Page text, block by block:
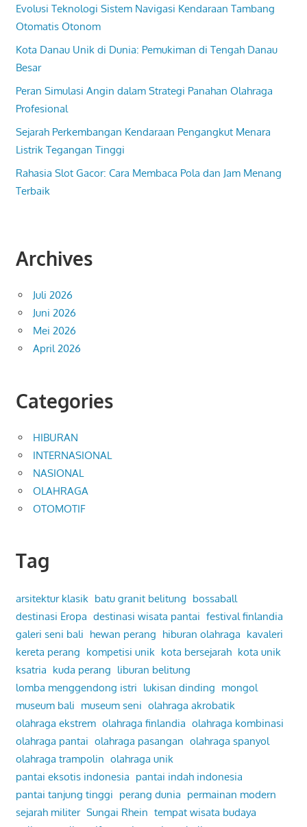
Evolusi Teknologi Sistem Navigasi Kendaraan Tambang
Otomatis Otonom
Kota Danau Unik di Dunia: Pemukiman di Tengah Danau
Besar
Peran Simulasi Angin dalam Strategi Panahan Olahraga
Profesional
Sejarah Perkembangan Kendaraan Pengangkut Menara
Listrik Tegangan Tinggi
Rahasia Slot Gacor: Cara Membaca Pola dan Jam Menang
Terbaik
Archives
Juli 2026
Juni 2026
Mei 2026
April 2026
Categories
HIBURAN
INTERNASIONAL
NASIONAL
OLAHRAGA
OTOMOTIF
Tag
arsitektur klasik batu granit belitung bossaball
destinasi Eropa destinasi wisata pantai festival finlandia
galeri seni bali hewan perang hiburan olahraga kavaleri
kereta perang kompetisi unik kota bersejarah kota unik
ksatria kuda perang liburan belitung
lomba menggendong istri lukisan dinding mongol
museum bali museum seni olahraga akrobatik
olahraga ekstrem olahraga finlandia olahraga kombinasi
olahraga pantai olahraga pasangan olahraga spanyol
olahraga trampolin olahraga unik
pantai eksotis indonesia pantai indah indonesia
pantai tanjung tinggi perang dunia permainan modern
sejarah militer Sungai Rhein tempat wisata budaya